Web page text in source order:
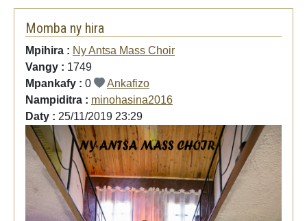
Momba ny hira
Mpihira : Ny Antsa Mass Choir
Vangy : 1749
Mpankafy : 0
Ankafizo
Nampiditra : minohasina2016
Daty : 25/11/2019 23:29